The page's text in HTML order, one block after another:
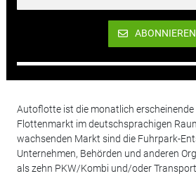
ABONNIEREN
Autoflotte ist die monatlich
Flottenmarkt im deutschsprachigen
wachsenden Markt sind die Fuhrpark-
Unternehmen, Behörden und anderen
als zehn PKW/Kombi und/oder